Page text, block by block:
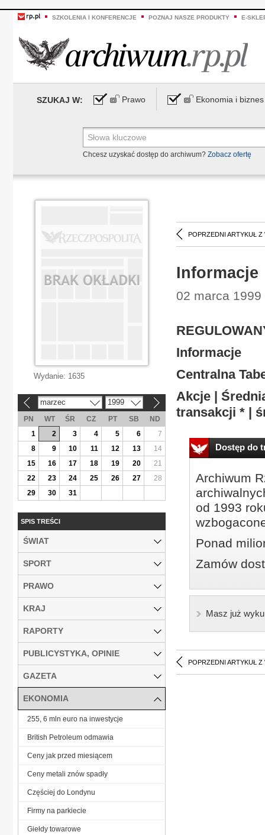
SZKOLENIA I KONFERENCJE POZNAJ NASZE PRODUKTY E-
SZUKAJ W: Prawo Ekonomia i biznes
Chcesz uzyskać dostęp do archiwum? Zobacz ofertę
POPRZEDNI ARTYKUŁ Z
Informacje
02 marca
Informacje
Centralna
Akcje |
transakcji * |
Dostęp do
Archiwum
od 1993
Ponad
Zamów
Masz już
POPRZEDNI ARTYKUŁ Z
Wydanie: 1635
marzec 1999
PN WT ŚR CZ PT SB
ND
1
2 3 4 5 6
7
8
9 10 11 12 13
14
15
16 17 18 19 20
21
22
23 24 25 26 27
28
29
30 31
SPIS TREŚCI
ŚWIAT
SPORT
PRAWO
KRAJ
RAPORTY
PUBLICYSTYKA, OPINIE
GAZETA
EKONOMIA
255, 6 mln euro na inwestycje
British Petroleum odmawia
Ceny jak przed miesiącem
Ceny metali znów spadły
Częściej do Londynu
Firmy na parkiecie
Giełdy towarowe